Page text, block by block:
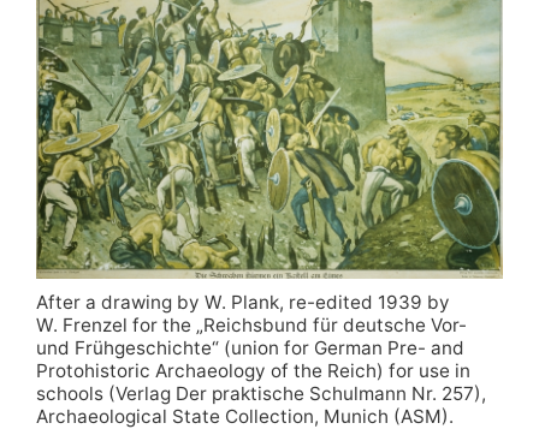
After a drawing by W. Plank, re-edited 1939 by
W. Frenzel for the „Reichsbund für deutsche Vor-
und Frühgeschichte“ (union for German Pre- and
Protohistoric Archaeology of the Reich) for use in
schools (Verlag Der praktische Schulmann Nr. 257),
Archaeological State Collection, Munich (ASM).